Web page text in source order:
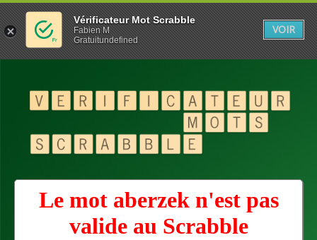
Le mot aberzek n'est pas
valide au Scrabble
Vérificateur Mot Scrabble
Fabien M
Gratuitundefined
VOIR